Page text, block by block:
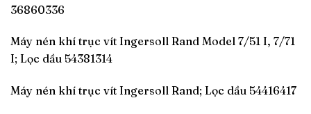
36860336
Máy nén khí trục vít Ingersoll Rand Model 7/51 I, 7/71
I; Lọc dầu 54381314
Máy nén khí trục vít Ingersoll Rand; Lọc dầu 54416417